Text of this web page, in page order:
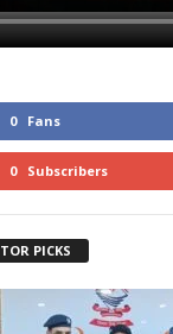
0 Fans
0 Subscribers
PICKS